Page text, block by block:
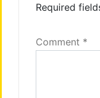
Required
Comment *